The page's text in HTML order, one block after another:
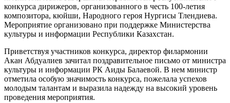
конкурса дирижеров, организованного в честь 100-летия
композитора, кюйши, Народного героя Нургисы Тлендиева.
Мероприятие организовано при поддержке Министерства
культуры и информации Республики Казахстан.
Приветствуя участников конкурса, директор филармонии
Акан Абдуалиев зачитал поздравительное письмо от министра
культуры и информации РК Аиды Балаевой. В нем министр
отметила особую значимость конкурса, пожелала успехов
молодым талантам и выразила надежду на высокий уровень
проведения мероприятия.